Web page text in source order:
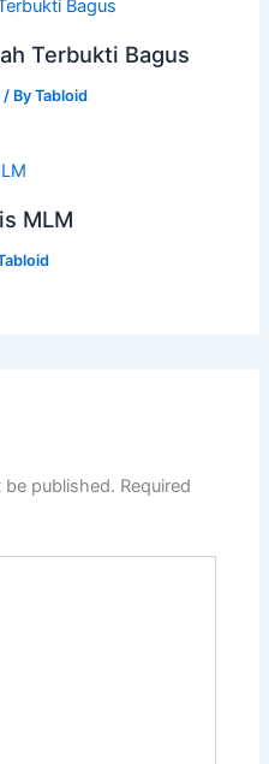
Terbukti Bagus
/ ByTabloid
MLM
be published. Required